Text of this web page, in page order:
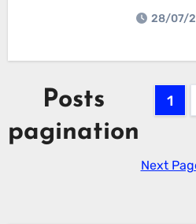
28/07/
Posts
pagination
1
Next